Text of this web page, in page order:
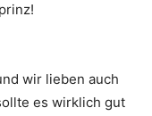
wir lieben auch
es wirklich gut